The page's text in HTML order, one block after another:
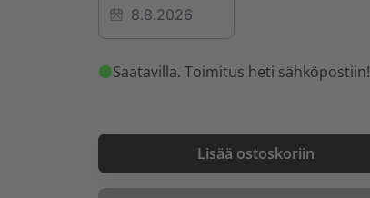
Saatavilla. Toimitus heti sähköpostiin!
Lisää ostoskoriin